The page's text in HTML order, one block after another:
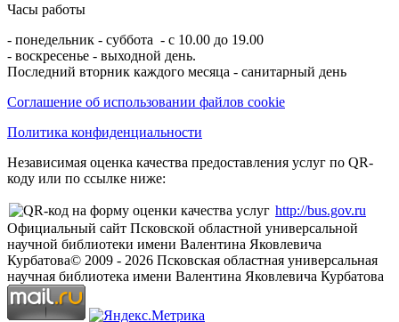
Часы работы
- понедельник - суббота - с 10.00 до 19.00
- воскресенье - выходной день.
Последний вторник каждого месяца - санитарный день
Соглашение об использовании файлов cookie
Политика конфиденциальности
Независимая оценка качества предоставления услуг по QR-
коду или по ссылке ниже:
http://bus.gov.ru
Официальный сайт Псковской областной универсальной
научной библиотеки имени Валентина Яковлевича
Курбатова© 2009 - 2026 Псковская областная универсальная
научная библиотека имени Валентина Яковлевича Курбатова